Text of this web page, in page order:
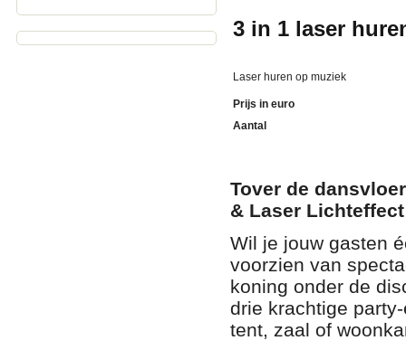
3 in 1 laser
Laser huren op muziek
Prijs in euro
Aantal
Tover de
& Laser
Wil je jouw gasten
voorzien van
koning onder de
drie krachtige
tent, zaal of